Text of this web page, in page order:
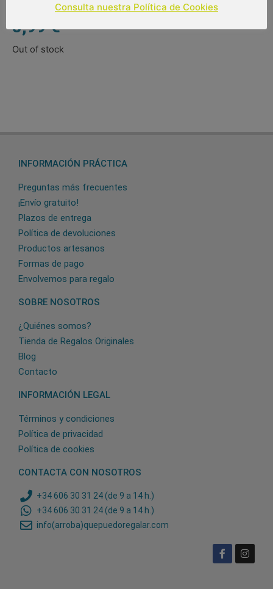
8,99€
Out of stock
INFORMACIÓN PRÁCTICA
Preguntas más frecuentes
¡Envío gratuito!
Plazos de entrega
Política de devoluciones
Productos artesanos
Formas de pago
Envolvemos para regalo
SOBRE NOSOTROS
¿Quiénes somos?
Tienda de Regalos Originales
Blog
Contacto
INFORMACIÓN LEGAL
Términos y condiciones
Política de privacidad
Política de cookies
CONTACTA CON NOSOTROS
+34 606 30 31 24 (de 9 a 14 h.)
+34 606 30 31 24 (de 9 a 14 h.)
info(arroba)quepuedoregalar.com
Consulta nuestra Política de Cookies